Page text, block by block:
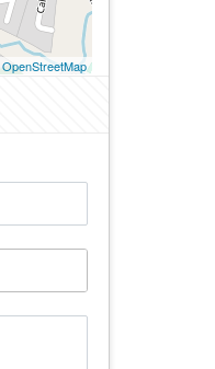
OpenStreetMap